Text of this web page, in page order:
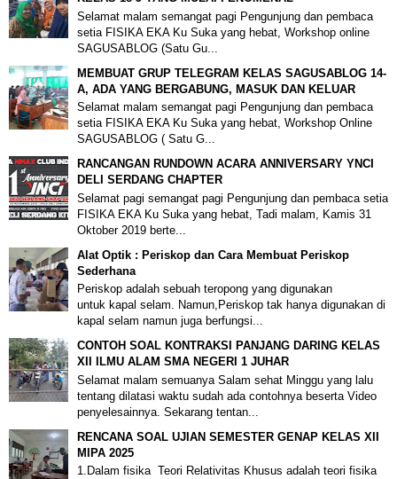
Selamat malam semangat pagi Pengunjung dan pembaca
setia FISIKA EKA Ku Suka yang hebat, Workshop online
SAGUSABLOG (Satu Gu...
MEMBUAT GRUP TELEGRAM KELAS SAGUSABLOG 14-
A, ADA YANG BERGABUNG, MASUK DAN KELUAR
Selamat malam semangat pagi Pengunjung dan pembaca
setia FISIKA EKA Ku Suka yang hebat, Workshop Online
SAGUSABLOG ( Satu G...
RANCANGAN RUNDOWN ACARA ANNIVERSARY YNCI
DELI SERDANG CHAPTER
Selamat pagi semangat pagi Pengunjung dan pembaca setia
FISIKA EKA Ku Suka yang hebat, Tadi malam, Kamis 31
Oktober 2019 berte...
Alat Optik : Periskop dan Cara Membuat Periskop
Sederhana
Periskop adalah sebuah teropong yang digunakan
untuk kapal selam. Namun,Periskop tak hanya digunakan di
kapal selam namun juga berfungsi...
CONTOH SOAL KONTRAKSI PANJANG DARING KELAS
XII ILMU ALAM SMA NEGERI 1 JUHAR
Selamat malam semuanya Salam sehat Minggu yang lalu
tentang dilatasi waktu sudah ada contohnya beserta Video
penyelesainnya. Sekarang tentan...
RENCANA SOAL UJIAN SEMESTER GENAP KELAS XII
MIPA 2025
1.Dalam fisika Teori Relativitas Khusus adalah teori fisika